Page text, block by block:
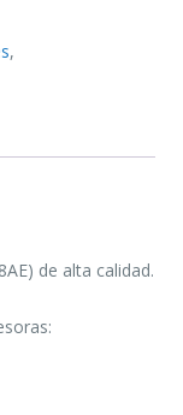
,
de alta calidad.